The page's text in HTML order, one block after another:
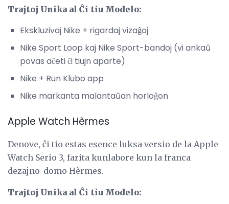
Trajtoj Unika al Ĉi tiu Modelo:
Ekskluzivaj Nike + rigardaj vizaĝoj
Nike Sport Loop kaj Nike Sport-bandoj (vi ankaŭ
povas aĉeti ĉi tiujn aparte)
Nike + Run Klubo app
Nike markanta malantaŭan horloĝon
Apple Watch Hèrmes
Denove, ĉi tio estas esence luksa versio de la Apple
Watch Serio 3, farita kunlabore kun la franca
dezajno-domo Hèrmes.
Trajtoj Unika al Ĉi tiu Modelo: